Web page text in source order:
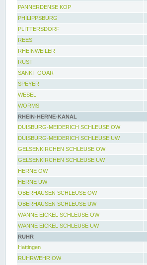
PANNERDENSE KOP
PHILIPPSBURG
PLITTERSDORF
REES
RHEINWEILER
RUST
SANKT GOAR
SPEYER
WESEL
WORMS
RHEIN-HERNE-KANAL
DUISBURG-MEIDERICH SCHLEUSE OW
DUISBURG-MEIDERICH SCHLEUSE UW
GELSENKIRCHEN SCHLEUSE OW
GELSENKIRCHEN SCHLEUSE UW
HERNE OW
HERNE UW
OBERHAUSEN SCHLEUSE OW
OBERHAUSEN SCHLEUSE UW
WANNE EICKEL SCHLEUSE OW
WANNE EICKEL SCHLEUSE UW
RUHR
Hattingen
RUHRWEHR OW